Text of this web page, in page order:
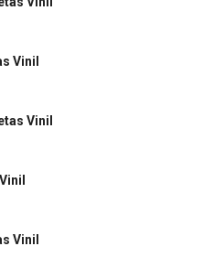
Vinil
Vinil
Vinil